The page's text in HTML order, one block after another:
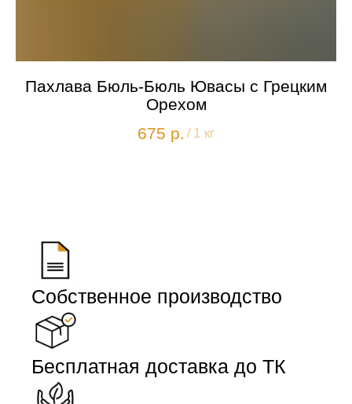
Пахлава Бюль-Бюль Ювасы с Грецким
Орехом
675 р. / 1 кг
Собственное производство
Бесплатная доставка до ТК